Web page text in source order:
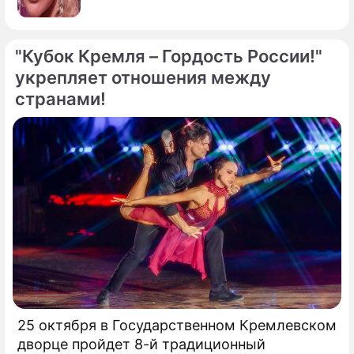
"Кубок Кремля – Гордость России!"
укрепляет отношения между
странами!
25 октября в Государственном Кремлевском
дворце пройдет 8-й традиционный